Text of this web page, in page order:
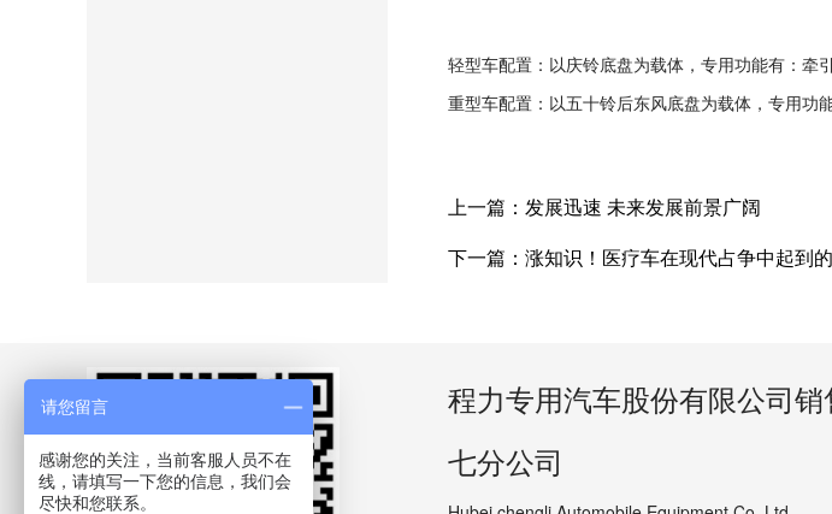
轻型车配置：以庆铃底盘为载体，专用功能有：牵
重型车配置：以五十铃后东风底盘为载体，专用功
上一篇：发展迅速 未来发展前景广阔
下一篇：涨知识！医疗车在现代占争中起到
程力专用汽车股份有限公司销
七分公司
请您留言
感谢您的关注，当前客服人员不在
线，请填写一下您的信息，我们会
尽快和您联系。